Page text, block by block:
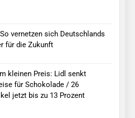
vernetzen sich Deutschlands
für die Zukunft
kleinen Preis: Lidl senkt
für Schokolade / 26
jetzt bis zu 13 Prozent